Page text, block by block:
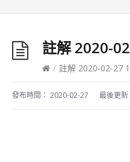
註解 2020-
/ 註解 2020-02-27
發布時間： 2020-02-27 最後更新